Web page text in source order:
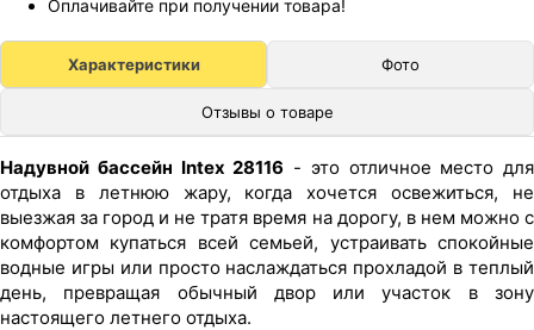
Оплачивайте при получении товара!
Характеристики Фото
Отзывы о товаре
Надувной бассейн Intex 28116 - это отличное место для
отдыха в летнюю жару, когда хочется освежиться, не
выезжая за город и не тратя время на дорогу, в нем можно с
комфортом купаться всей семьей, устраивать спокойные
водные игры или просто наслаждаться прохладой в теплый
день, превращая обычный двор или участок в зону
настоящего летнего отдыха.